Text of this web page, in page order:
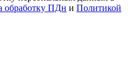
обработку ПДн и Политикой